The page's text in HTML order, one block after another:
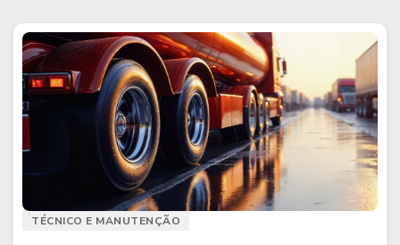
TÉCNICO E MANUTENÇÃO